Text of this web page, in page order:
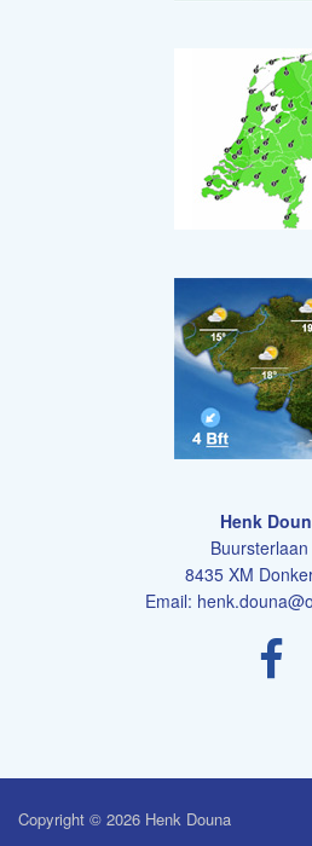
Henk
Buursterlaan
8435 XM
Email:
Copyright © 2026 Henk Douna